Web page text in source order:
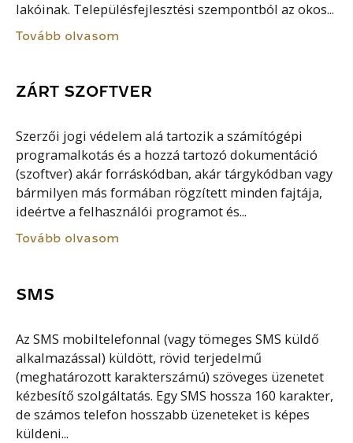
lakóinak. Településfejlesztési szempontból az okos...
Tovább olvasom
ZÁRT SZOFTVER
Szerzői jogi védelem alá tartozik a számítógépi
programalkotás és a hozzá tartozó dokumentáció
(szoftver) akár forráskódban, akár tárgykódban vagy
bármilyen más formában rögzített minden fajtája,
ideértve a felhasználói programot és...
Tovább olvasom
SMS
Az SMS mobiltelefonnal (vagy tömeges SMS küldő
alkalmazással) küldött, rövid terjedelmű
(meghatározott karakterszámú) szöveges üzenetet
kézbesítő szolgáltatás. Egy SMS hossza 160 karakter,
de számos telefon hosszabb üzeneteket is képes
küldeni...